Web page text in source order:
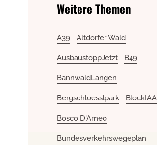
Weitere Themen
A39 Altdorfer Wald
AusbaustoppJetzt B49
BannwaldLangen
Bergschloesslpark BlockIAA
Bosco D'Arneo
Bundesverkehrswegeplan